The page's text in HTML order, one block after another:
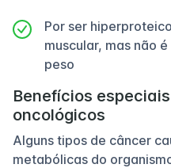
Por ser
muscular, mas não
peso
Benefícios
oncológicos
Alguns tipos de câncer
metabólicas do